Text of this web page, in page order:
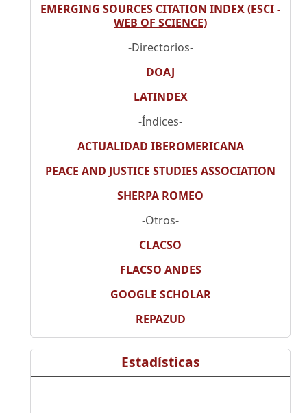
EMERGING SOURCES CITATION INDEX (ESCI -
WEB OF SCIENCE)
-Directorios-
DOAJ
LATINDEX
-Índices-
ACTUALIDAD IBEROMERICANA
PEACE AND JUSTICE STUDIES ASSOCIATION
SHERPA ROMEO
-Otros-
CLACSO
FLACSO ANDES
GOOGLE SCHOLAR
REPAZUD
Estadísticas